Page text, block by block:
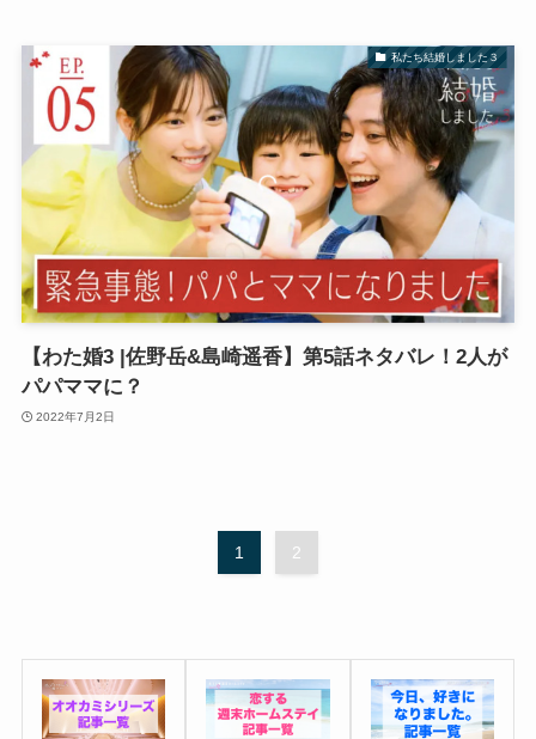
私たち結婚しました３
【わた婚3 |佐野岳&島崎遥香】第5話ネタバレ！2人が
パパママに？
2022年7月2日
1 2